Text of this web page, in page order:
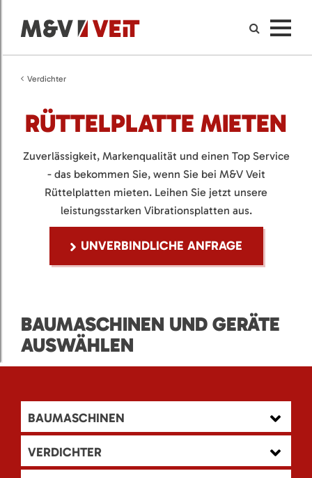
Verdichter
RÜTTELPLATTE MIETEN
Zuverlässigkeit, Markenqualität und einen Top Service
- das bekommen Sie, wenn Sie bei M&V Veit
Rüttelplatten mieten. Leihen Sie jetzt unsere
leistungsstarken Vibrationsplatten aus.
UNVERBINDLICHE ANFRAGE
BAUMASCHINEN UND GERÄTE
AUSWÄHLEN
BAUMASCHINEN
VERDICHTER